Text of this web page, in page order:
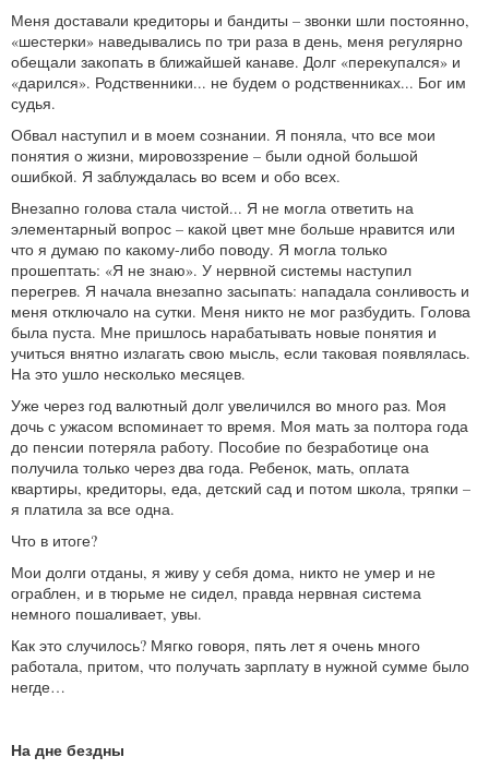
Меня доставали кредиторы и бандиты – звонки шли постоянно,
«шестерки» наведывались по три раза в день, меня регулярно
обещали закопать в ближайшей канаве. Долг «перекупался» и
«дарился». Родственники... не будем о родственниках... Бог им
судья.
Обвал наступил и в моем сознании. Я поняла, что все мои
понятия о жизни, мировоззрение – были одной большой
ошибкой. Я заблуждалась во всем и обо всех.
Внезапно голова стала чистой... Я не могла ответить на
элементарный вопрос – какой цвет мне больше нравится или
что я думаю по какому-либо поводу. Я могла только
прошептать: «Я не знаю». У нервной системы наступил
перегрев. Я начала внезапно засыпать: нападала сонливость и
меня отключало на сутки. Меня никто не мог разбудить. Голова
была пуста. Мне пришлось нарабатывать новые понятия и
учиться внятно излагать свою мысль, если таковая появлялась.
На это ушло несколько месяцев.
Уже через год валютный долг увеличился во много раз. Моя
дочь с ужасом вспоминает то время. Моя мать за полтора года
до пенсии потеряла работу. Пособие по безработице она
получила только через два года. Ребенок, мать, оплата
квартиры, кредиторы, еда, детский сад и потом школа, тряпки –
я платила за все одна.
Что в итоге?
Мои долги отданы, я живу у себя дома, никто не умер и не
ограблен, и в тюрьме не сидел, правда нервная система
немного пошаливает, увы.
Как это случилось? Мягко говоря, пять лет я очень много
работала, притом, что получать зарплату в нужной сумме было
негде…
На дне бездны